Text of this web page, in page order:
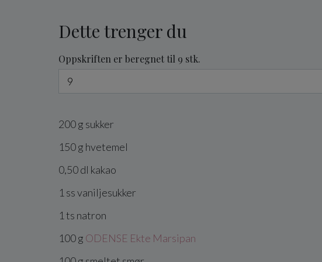
Dette trenger du
Oppskriften er beregnet til 9 stk.
200g sukker
150g hvetemel
0,50dl kakao
1 ssvaniljesukker
1 ts natron
100g ODENSE Ekte Marsipan